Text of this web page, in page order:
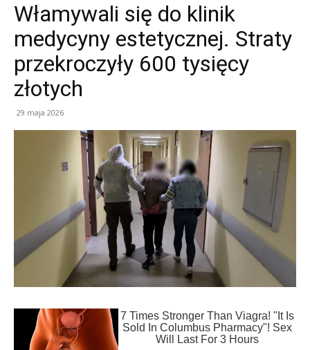
Włamywali się do klinik
medycyny estetycznej. Straty
przekroczyły 600 tysięcy
złotych
29 maja 2026